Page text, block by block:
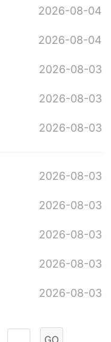
2026-08-04
2026-08-04
2026-08-03
2026-08-03
2026-08-03
2026-08-03
2026-08-03
2026-08-03
2026-08-03
2026-08-03
GO